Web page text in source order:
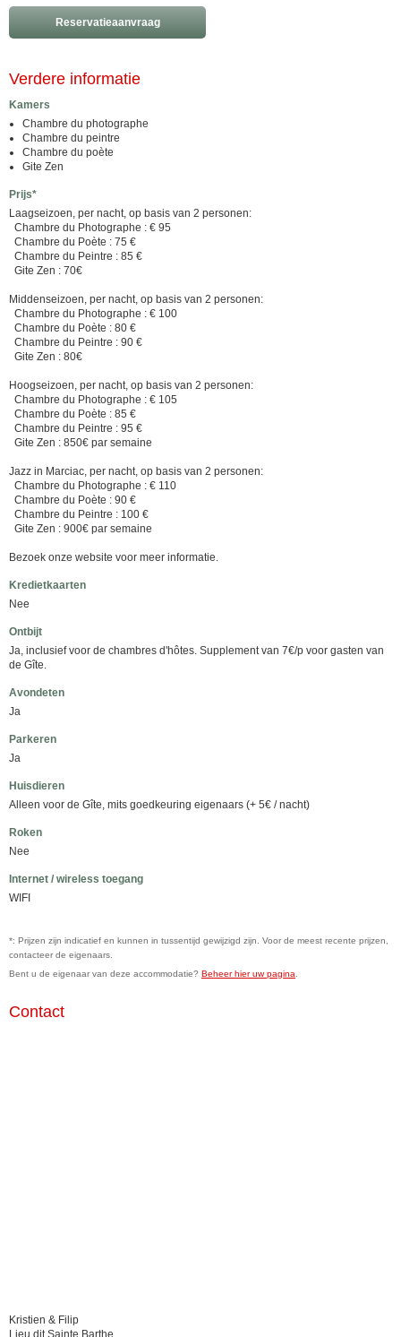
Reservatieaanvraag
Verdere informatie
Kamers
Chambre du photographe
Chambre du peintre
Chambre du poète
Gite Zen
Prijs*
Laagseizoen, per nacht, op basis van 2 personen:
Chambre du Photographe : € 95
Chambre du Poète : 75 €
Chambre du Peintre : 85 €
Gite Zen : 70€
Middenseizoen, per nacht, op basis van 2 personen:
Chambre du Photographe : € 100
Chambre du Poète : 80 €
Chambre du Peintre : 90 €
Gite Zen : 80€
Hoogseizoen, per nacht, op basis van 2 personen:
Chambre du Photographe : € 105
Chambre du Poète : 85 €
Chambre du Peintre : 95 €
Gite Zen : 850€ par semaine
Jazz in Marciac, per nacht, op basis van 2 personen:
Chambre du Photographe : € 110
Chambre du Poète : 90 €
Chambre du Peintre : 100 €
Gite Zen : 900€ par semaine
Bezoek onze website voor meer informatie.
Kredietkaarten
Nee
Ontbijt
Ja, inclusief voor de chambres d'hôtes. Supplement van 7€/p voor gasten van
de Gîte.
Avondeten
Ja
Parkeren
Ja
Huisdieren
Alleen voor de Gîte, mits goedkeuring eigenaars (+ 5€ / nacht)
Roken
Nee
Internet / wireless toegang
WIFI
*: Prijzen zijn indicatief en kunnen in tussentijd gewijzigd zijn. Voor de meest recente prijzen,
contacteer de eigenaars.
Bent u de eigenaar van deze accommodatie? Beheer hier uw pagina
Contact
Kristien & Filip
Lieu dit Sainte Barthe